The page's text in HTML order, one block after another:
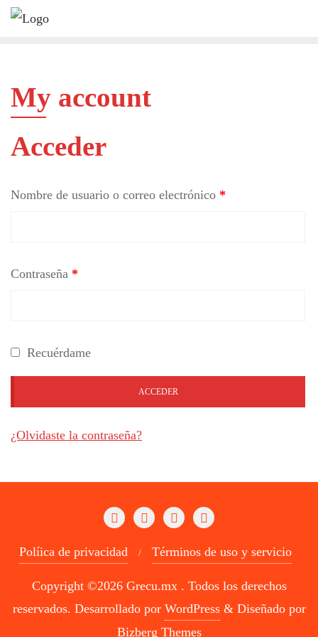
Saltar
My account
Acceder
Nombre de usuario o correo electrónico *
Contraseña *
Recuérdame
ACCEDER
¿Olvidaste la contraseña?
Políica de privacidad Términos de uso y servicio
Copyright ©2026 Grecu.mx . Todos los derechos
reservados. Desarrollado por WordPress & Diseñado por
Bizberg Themes